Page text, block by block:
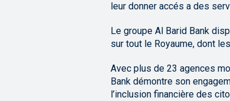
leur donner accés a des
Le groupe Al Barid Bank
sur tout le Royaume, dont
Avec plus de 23 agences
Bank démontre son
l’inclusion financière des